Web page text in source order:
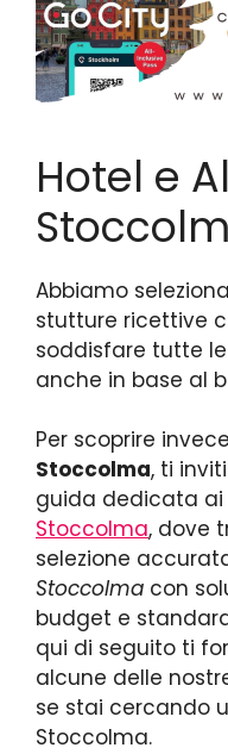
Hotel e
Abbiamo
stutture ricettive
soddisfare tutte
anche in base al
Per scoprire
Stoccolma, ti
guida dedicata ai
Stoccolma, dove
selezione
Stoccolma con
budget e
qui di seguito ti
alcune delle
se stai cercando
Stoccolma.